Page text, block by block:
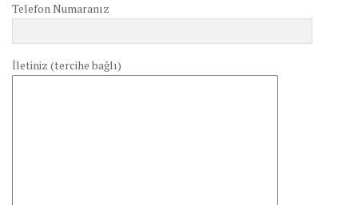
Telefon Numaranız
İletiniz (tercihe bağlı)